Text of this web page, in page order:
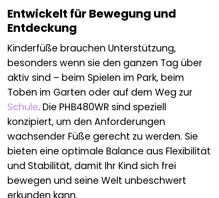
Entwickelt für Bewegung und
Entdeckung
Kinderfüße brauchen Unterstützung,
besonders wenn sie den ganzen Tag über
aktiv sind – beim Spielen im Park, beim
Toben im Garten oder auf dem Weg zur
Schule. Die PHB480WR sind speziell
konzipiert, um den Anforderungen
wachsender Füße gerecht zu werden. Sie
bieten eine optimale Balance aus Flexibilität
und Stabilität, damit Ihr Kind sich frei
bewegen und seine Welt unbeschwert
erkunden kann.